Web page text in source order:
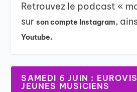
Retrouvez le podcast «
surson compte Instagram,
Youtube.
SAMEDI 6 JUIN :
JEUNES MUSICIENS